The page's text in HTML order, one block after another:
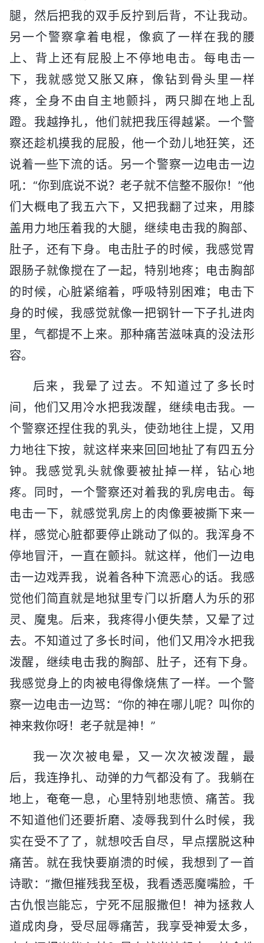
腿，然后把我的双手反拧到后背，不让我动。
另一个警察拿着电棍，像疯了一样在我的腰
上、背上还有屁股上不停地电击。每电击一
下，我就感觉又胀又麻，像钻到骨头里一样
疼，全身不由自主地颤抖，两只脚在地上乱
蹬。我越挣扎，他们就把我压得越紧。一个警
察还趁机摸我的屁股，他一个劲儿地狂笑，还
说着一些下流的话。另一个警察一边电击一边
吼：“你到底说不说？老子就不信整不服你！”他
们大概电了我五六下，又把我翻了过来，用膝
盖用力地压着我的大腿，继续电击我的胸部、
肚子，还有下身。电击肚子的时候，我感觉胃
跟肠子就像搅在了一起，特别地疼；电击胸部
的时候，心脏紧缩着，呼吸特别困难；电击下
身的时候，我感觉就像一把钢针一下子扎进肉
里，气都提不上来。那种痛苦滋味真的没法形
容。
后来，我晕了过去。不知道过了多长时
间，他们又用冷水把我泼醒，继续电击我。一
个警察还捏住我的乳头，使劲地往上提，又用
力地往下按，就这样来来回回地扯了有四五分
钟。我感觉乳头就像要被扯掉一样，钻心地
疼。同时，一个警察还对着我的乳房电击。每
电击一下，就感觉乳房上的肉像要被撕下来一
样，感觉心脏都要停止跳动了似的。我浑身不
停地冒汗，一直在颤抖。就这样，他们一边电
击一边戏弄我，说着各种下流恶心的话。我感
觉他们简直就是地狱里专门以折磨人为乐的邪
灵、魔鬼。后来，我疼得小便失禁，又晕了过
去。不知道过了多长时间，他们又用冷水把我
泼醒，继续电击我的胸部、肚子，还有下身。
我感觉身上的肉被电得像烧焦了一样。一个警
察一边电击一边骂：“你的神在哪儿呢？叫你的
神来救你呀！老子就是神！”
我一次次被电晕，又一次次被泼醒，最
后，我连挣扎、动弹的力气都没有了。我躺在
地上，奄奄一息，心里特别地悲愤、痛苦。我
不知道他们还要折磨、凌辱我到什么时候，我
实在受不了了，就想咬舌自尽，早点摆脱这种
痛苦。就在我快要崩溃的时候，我想到了一首
诗歌：“撒但摧残我至极，我看透恶魔嘴脸，千
古仇恨岂能忘，宁死不屈服撒但！神为拯救人
道成肉身，受尽屈辱痛苦，我享受神爱太多，